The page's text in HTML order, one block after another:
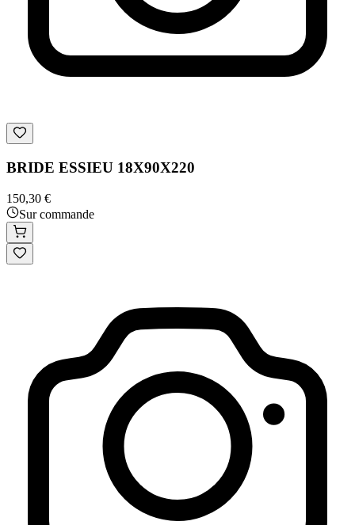
BRIDE ESSIEU 18X90X220
150,30 €
Sur commande